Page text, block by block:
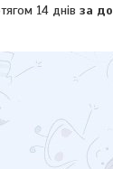
14 днівза